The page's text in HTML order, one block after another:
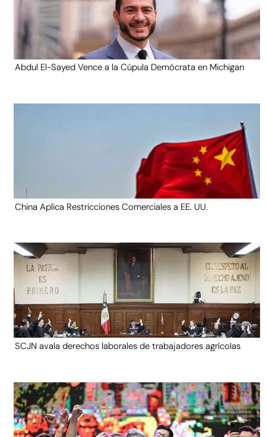
Abdul El-Sayed Vence a la Cúpula Demócrata en Michigan
China Aplica Restricciones Comerciales a EE. UU.
SCJN avala derechos laborales de trabajadores agrícolas